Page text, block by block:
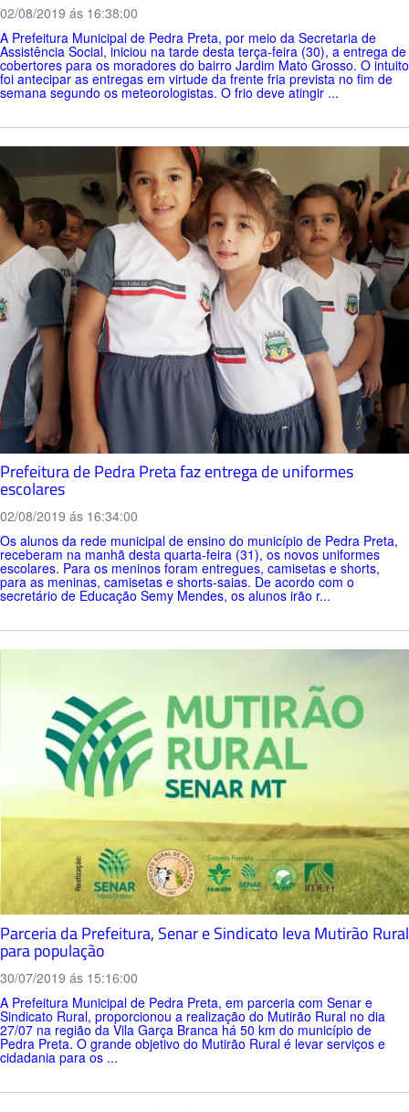
02/08/2019 ás 16:38:00
A Prefeitura Municipal de Pedra Preta, por meio da Secretaria de
Assistência Social, iniciou na tarde desta terça-feira (30), a entrega de
cobertores para os moradores do bairro Jardim Mato Grosso. O intuito
foi antecipar as entregas em virtude da frente fria prevista no fim de
semana segundo os meteorologistas. O frio deve atingir ...
Prefeitura de Pedra Preta faz entrega de uniformes
escolares
02/08/2019 ás 16:34:00
Os alunos da rede municipal de ensino do município de Pedra Preta,
receberam na manhã desta quarta-feira (31), os novos uniformes
escolares. Para os meninos foram entregues, camisetas e shorts,
para as meninas, camisetas e shorts-saias. De acordo com o
secretário de Educação Semy Mendes, os alunos irão r...
Parceria da Prefeitura, Senar e Sindicato leva Mutirão Rural
para população
30/07/2019 ás 15:16:00
A Prefeitura Municipal de Pedra Preta, em parceria com Senar e
Sindicato Rural, proporcionou a realização do Mutirão Rural no dia
27/07 na região da Vila Garça Branca há 50 km do município de
Pedra Preta. O grande objetivo do Mutirão Rural é levar serviços e
cidadania para os ...